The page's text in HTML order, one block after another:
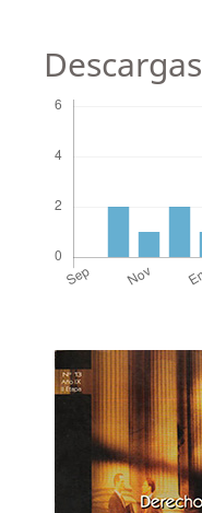
Descargas